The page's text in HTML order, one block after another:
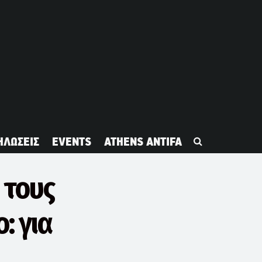
EVENTS ATHENS ANTIFA
για